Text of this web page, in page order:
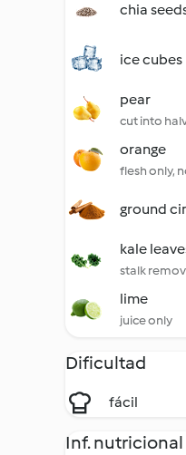
chia
ice cubes
pear
cut into
orange
flesh only,
ground
kale
stalk
lime
juice only
Dificultad
fácil
Inf. nutricional